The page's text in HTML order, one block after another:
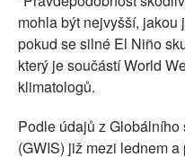
mohla být nejvyšší,
pokud se silné El Niño
který je součástí World
klimatologů.
Podle údajů z
(GWIS) již mezi lednem